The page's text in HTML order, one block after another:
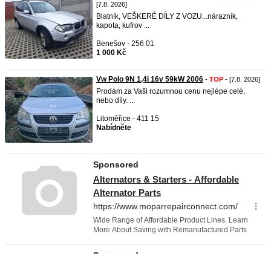
[7.8. 2026]
Blatník, VEŠKERÉ DÍLY Z VOZU...nárazník,
kapota, kufrov ...
Benešov - 256 01
1 000 Kč
Vw Polo 9N 1,4i 16v 59kW 2006 - TOP - [7.8. 2026]
Prodám za Vaši rozumnou cenu nejlépe celé,
nebo díly. ...
Litoměřice - 411 15
Nabídněte